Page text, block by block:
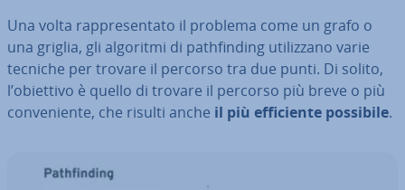
Una volta rap­pre­sen­ta­to il problema come un grafo o
una griglia, gli algoritmi di pa­th­fin­ding uti­liz­za­no varie
tecniche per trovare il percorso tra due punti. Di solito,
l’obiettivo è quello di trovare il percorso più breve o più
con­ve­nien­te, che risulti anche il più ef­fi­cien­te possibile.